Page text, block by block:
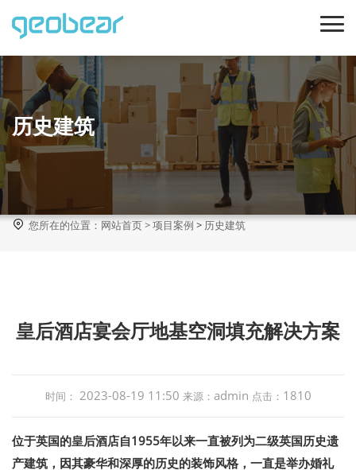
历史建筑
 您所在的位置： 网站首页>项目案例 > 历史建筑
皇后酒店宴会厅地基空洞填充解决方案
时间： 2023-08-19 11:50 来源： admin 点击： 1810
位于英国的皇后酒店自1955年以来一直被列为二级英国历史遗
产建筑，因其豪华和深厚的历史的装饰风格，一直是举办婚礼